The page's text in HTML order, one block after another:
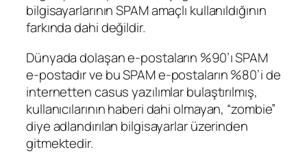
bilgisayarlarının SPAM amaçlı kullanıldığının
farkında dahi değildir.
Dünyada dolaşan e-postaların %90’ı SPAM
e-postadır ve bu SPAM e-postaların %80’i de
internetten casus yazılımlar bulaştırılmış,
kullanıcılarının haberi dahi olmayan, “zombie”
diye adlandırılan bilgisayarlar üzerinden
gitmektedir.